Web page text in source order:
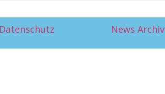
Datenschutz News Archiv